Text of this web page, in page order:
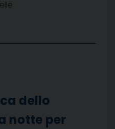
dello
notte per